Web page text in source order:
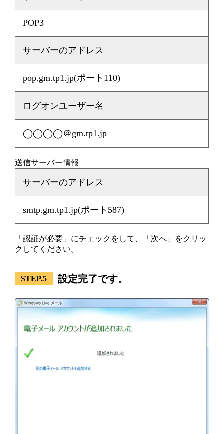
POP3
サーバーのアドレス
pop.gm.tp1.jp(ポート110)
ログオンユーザー名
◯◯◯◯＠gm.tp1.jp
送信サーバー情報
サーバーのアドレス
smtp.gm.tp1.jp(ポート587)
「認証が必要」にチェックをして、「次へ」をクリッ
クしてください。
STEP.5 設定完了です。